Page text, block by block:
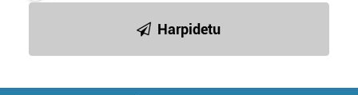
Harpidetu